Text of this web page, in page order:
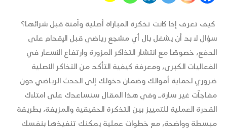
كيف تعرف إذا كانت تذكرة المباراة أصلية وآمنة قبل شرائها؟
سؤال لا بد أن يشغل بال أي مشجع رياضي قبل الإقدام على
الدفع، خصوصًا مع انتشار التذاكر المزورة وارتفاع الأسعار في
الفعاليات الكبرى، ومعرفة كيفية التأكد من التذاكر الأصلية
ضروري لحماية أموالك وضمان دخولك إلى الحدث الرياضي دون
مفاجآت غير سارةـ وفي هذا المقال سنساعدك على امتلاك
القدرة العملية للتمييز بين التذكرة الحقيقية والمزيفة، بطريقة
مبسطة وواضحة، مع خطوات عملية يمكنك تنفيذها بنفسك